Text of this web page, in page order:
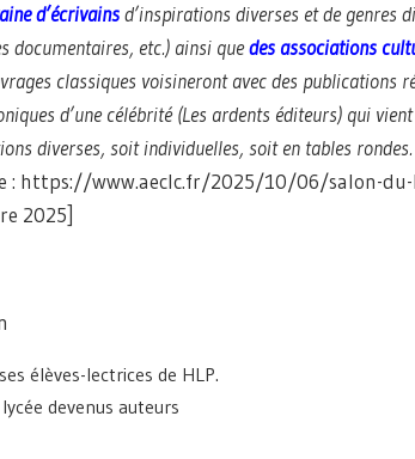
d’écrivainsd’inspirations diverses et de genres
documentaires, etc.) ainsi quedes associations
classiques voisineront avec des publications
d’une célébrité (Les ardents éditeurs) qui
diverses, soit individuelles, soit en tables
: https://www.aeclc.fr/2025/10/06/salon-
2025]
élèves-lectrices de HLP.
devenus auteurs